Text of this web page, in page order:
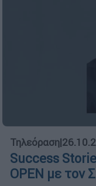
Τηλεόραση|
Success
OPEN με τον